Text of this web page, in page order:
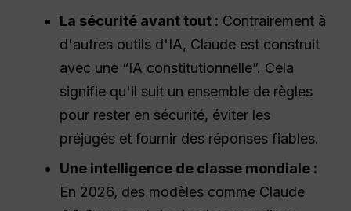
La sécurité avant tout : Contrairement à
d'autres outils d'IA, Claude est construit
avec une “IA constitutionnelle”. Cela
signifie qu'il suit un ensemble de règles
pour rester en sécurité, éviter les
préjugés et fournir des réponses fiables.
Une intelligence de classe mondiale :
En 2026, des modèles comme Claude